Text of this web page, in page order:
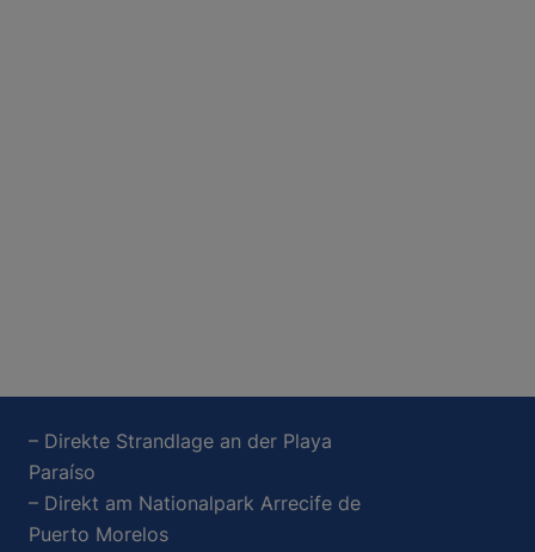
– Direkte Strandlage an der Playa
Paraíso
– Direkt am Nationalpark Arrecife de
Puerto Morelos